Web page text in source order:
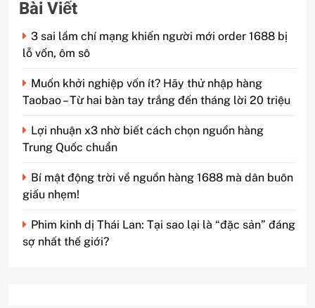
Bài Viết
3 sai lầm chí mạng khiến người mới order 1688 bị
lỗ vốn, ôm sô
Muốn khởi nghiệp vốn ít? Hãy thử nhập hàng
Taobao – Từ hai bàn tay trắng đến tháng lời 20 triệu
Lợi nhuận x3 nhờ biết cách chọn nguồn hàng
Trung Quốc chuẩn
Bí mật động trời về nguồn hàng 1688 mà dân buôn
giấu nhẹm!
Phim kinh dị Thái Lan: Tại sao lại là “đặc sản” đáng
sợ nhất thế giới?